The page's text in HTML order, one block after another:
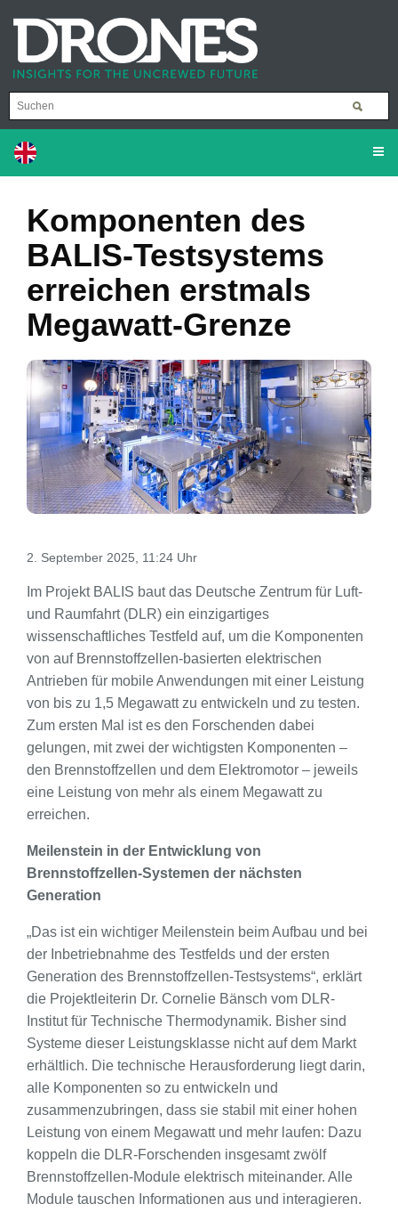
Komponenten des
BALIS-Testsystems
erreichen erstmals
Megawatt-Grenze
2. September 2025, 11:24 Uhr
Im Projekt BALIS baut das Deutsche Zentrum für Luft-
und Raumfahrt (DLR) ein einzigartiges
wissenschaftliches Testfeld auf, um die Komponenten
von auf Brennstoffzellen-basierten elektrischen
Antrieben für mobile Anwendungen mit einer Leistung
von bis zu 1,5 Megawatt zu entwickeln und zu testen.
Zum ersten Mal ist es den Forschenden dabei
gelungen, mit zwei der wichtigsten Komponenten –
den Brennstoffzellen und dem Elektromotor – jeweils
eine Leistung von mehr als einem Megawatt zu
erreichen.
Meilenstein in der Entwicklung von
Brennstoffzellen-Systemen der nächsten
Generation
„Das ist ein wichtiger Meilenstein beim Aufbau und bei
der Inbetriebnahme des Testfelds und der ersten
Generation des Brennstoffzellen-Testsystems“, erklärt
die Projektleiterin Dr. Cornelie Bänsch vom DLR-
Institut für Technische Thermodynamik. Bisher sind
Systeme dieser Leistungsklasse nicht auf dem Markt
erhältlich. Die technische Herausforderung liegt darin,
alle Komponenten so zu entwickeln und
zusammenzubringen, dass sie stabil mit einer hohen
Leistung von einem Megawatt und mehr laufen: Dazu
koppeln die DLR-Forschenden insgesamt zwölf
Brennstoffzellen-Module elektrisch miteinander. Alle
Module tauschen Informationen aus und interagieren.